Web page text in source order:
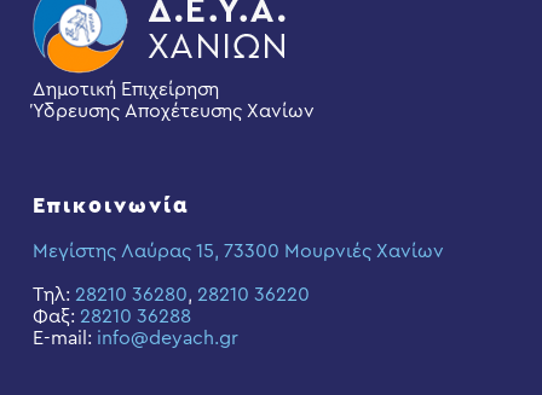
Δημοτική Επιχείρηση
Ύδρευσης Αποχέτευσης Χανίων
Επικοινωνία
Μεγίστης Λαύρας 15, 73300 Μουρνιές Χανίων
Τηλ: 28210 36280, 28210 36220
Φαξ: 28210 36288
E-mail: info@deyach.gr